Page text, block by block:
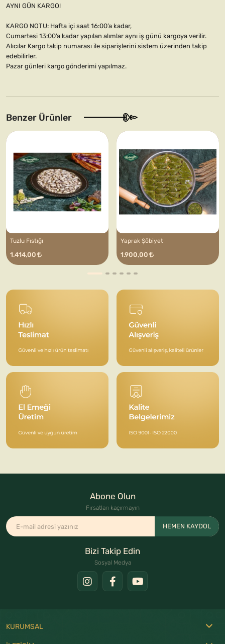
AYNI GÜN KARGO!
KARGO NOTU: Hafta içi saat 16:00’a kadar,
Cumartesi 13:00’a kadar yapılan alımlar aynı iş günü kargoya verilir.
Alıcılar Kargo takip numarası ile siparişlerini sistem üzerinden takip
edebilirler.
Pazar günleri kargo gönderimi yapılmaz.
Benzer Ürünler
Tuzlu Fıstığı
1.414,00
Yaprak Şöbiyet
1.900,00
Abone Olun
Fırsatları kaçırmayın
HEMEN KAYDOL
Bizi Takip Edin
Sosyal Medya
KURUMSAL